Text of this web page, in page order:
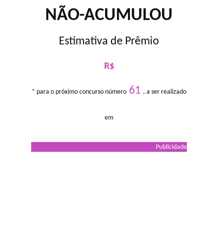
NÃO-ACUMULOU
Estimativa de Prêmio
R$
* para o próximo concurso número 61 , a ser realizado
em
Publicidade